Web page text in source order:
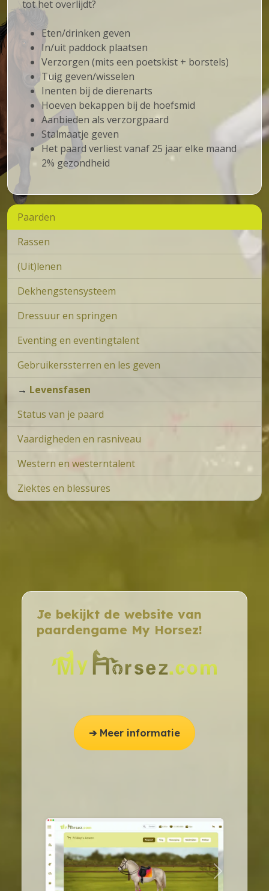
tot het overlijdt?
Eten/drinken geven
In/uit paddock plaatsen
Verzorgen (mits een poetskist + borstels)
Tuig geven/wisselen
Inenten bij de dierenarts
Hoeven bekappen bij de hoefsmid
Aanbieden als verzorgpaard
Stalmaatje geven
Het paard verliest vanaf 25 jaar elke maand
2% gezondheid
Paarden
Rassen
(Uit)lenen
Dekhengstensysteem
Dressuur en springen
Eventing en eventingtalent
Gebruikerssterren en les geven
→ Levensfasen
Status van je paard
Vaardigheden en rasniveau
Western en westerntalent
Ziektes en blessures
Je bekijkt de website van
paardengame My Horsez!
➔ Meer informatie
previous next